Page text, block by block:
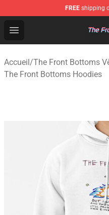
FREE shipping
Open menu
The Front Bottoms
Accueil/The Front Bottoms
The Front Bottoms Hoodies